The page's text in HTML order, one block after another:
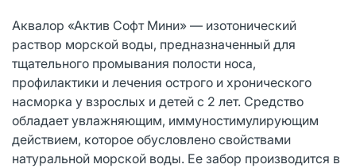
Аквалор «Актив Софт Мини» — изотонический
раствор морской воды, предназначенный для
тщательного промывания полости носа,
профилактики и лечения острого и хронического
насморка у взрослых и детей с 2 лет. Средство
обладает увлажняющим, иммуностимулирующим
действием, которое обусловлено свойствами
натуральной морской воды. Ее забор производится в